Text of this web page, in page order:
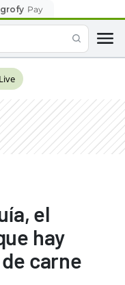
Pay
el
hay
carne